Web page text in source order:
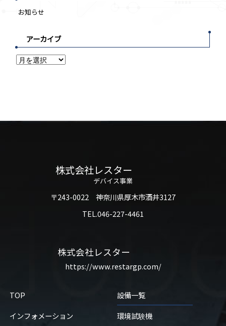
お知らせ
アーカイブ
株式会社レスター
デバイス事業
〒243-0022 神奈川県厚木市酒井3127
TEL.046-227-4461
株式会社レスター
https://www.restargp.com/
TOP
インフォメーション
設備一覧
環境試験機